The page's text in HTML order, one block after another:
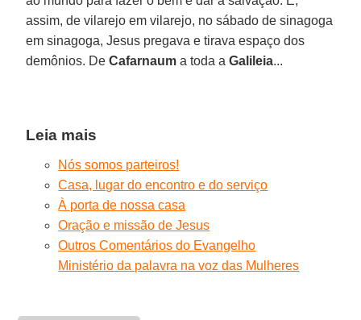
assim, de vilarejo em vilarejo, no sábado de sinagoga
em sinagoga, Jesus pregava e tirava espaço dos
demônios. DeCafarnaum a toda aGalileia...
Leia mais
Nós somos parteiros!
Casa, lugar do encontro e do serviço
À porta de nossa casa
Oração e missão de Jesus
Outros Comentários do Evangelho
Ministério da palavra na voz das Mulheres